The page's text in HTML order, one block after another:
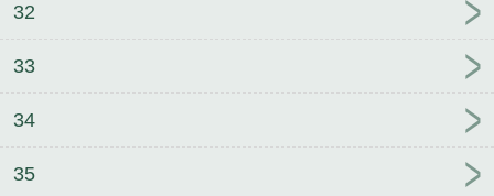
32
33
34
35